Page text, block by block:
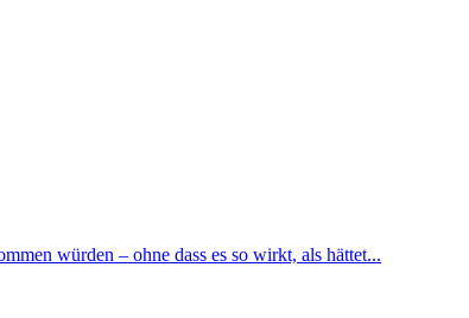
würden – ohne dass es so wirkt, als hättet...